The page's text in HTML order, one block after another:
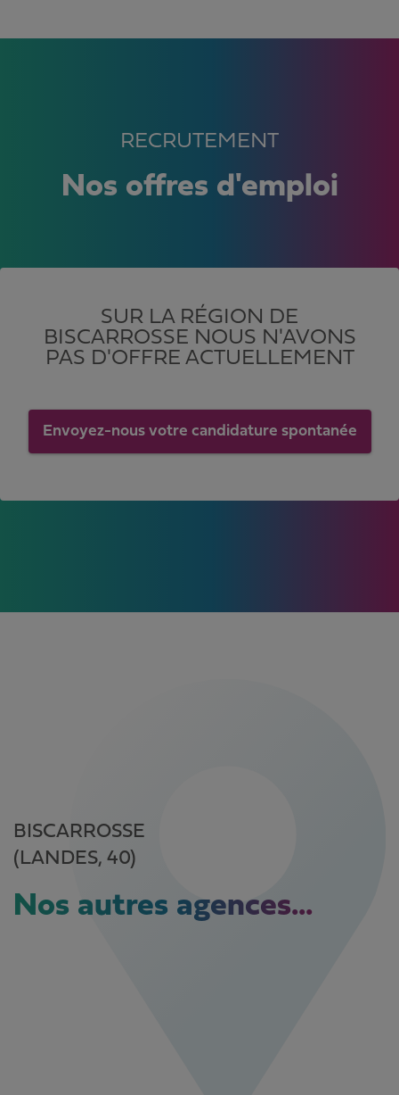
RECRUTEMENT
Nos offres d'emploi
SUR LA RÉGION DE
BISCARROSSE NOUS N'AVONS
PAS D'OFFRE ACTUELLEMENT
Envoyez-nous votre candidature spontanée
BISCARROSSE
(LANDES, 40)
Nos autres agences...